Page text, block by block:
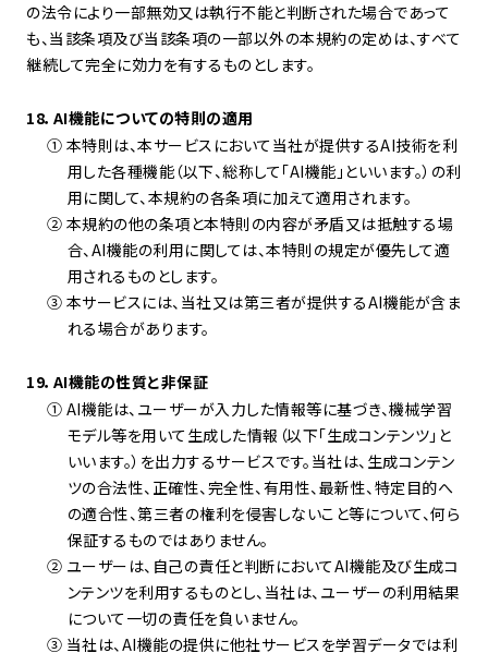
の法令により一部無効又は執行不能と判断された場合であって
も、当該条項及び当該条項の一部以外の本規約の定めは、すべて
継続して完全に効力を有するものとします。
18．AI機能についての特則の適用
① 本特則は、本サービスにおいて当社が提供するAI技術を利
用した各種機能（以下、総称して「AI機能」といいます。）の利
用に関して、本規約の各条項に加えて適用されます。
② 本規約の他の条項と本特則の内容が矛盾又は抵触する場
合、AI機能の利用に関しては、本特則の規定が優先して適
用されるものとします。
③ 本サービスには、当社又は第三者が提供するAI機能が含ま
れる場合があります。
19．AI機能の性質と非保証
① AI機能は、ユーザーが入力した情報等に基づき、機械学習
モデル等を用いて生成した情報（以下「生成コンテンツ」と
いいます。）を出力するサービスです。当社は、生成コンテン
ツの合法性、正確性、完全性、有用性、最新性、特定目的へ
の適合性、第三者の権利を侵害しないこと等について、何ら
保証するものではありません。
② ユーザーは、自己の責任と判断においてAI機能及び生成コ
ンテンツを利用するものとし、当社は、ユーザーの利用結果
について一切の責任を負いません。
③ 当社は、AI機能の提供に他社サービスを学習データでは利